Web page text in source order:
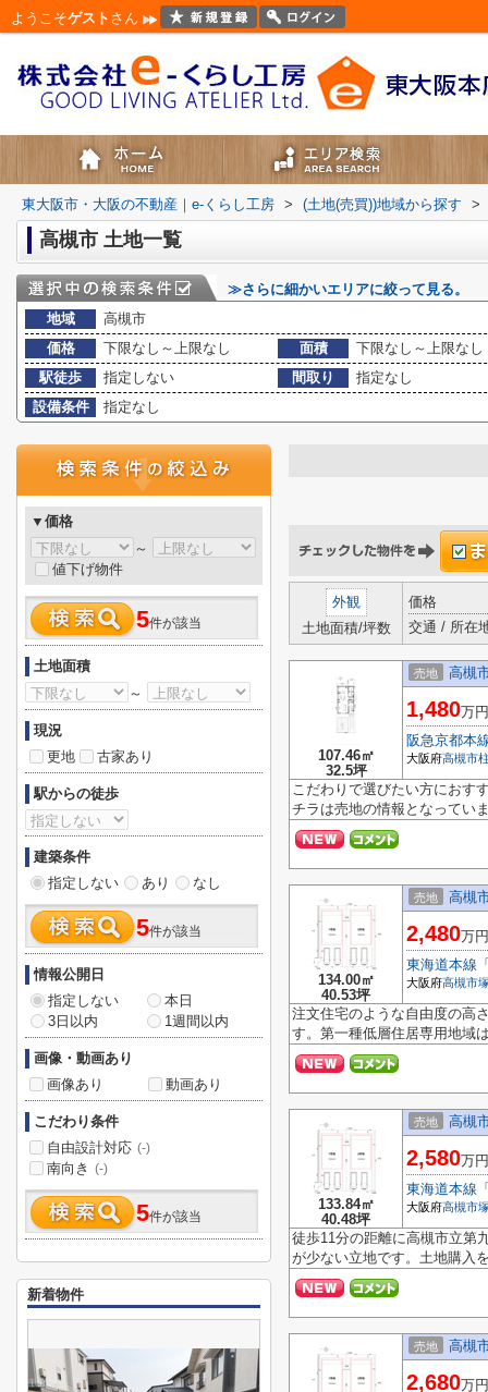
ようこそゲスト さん
東大阪市・大阪の不動産｜e-くらし工房 > (土地(売買))地域から探す >
高槻市 土地一覧
≫さらに細かいエリアに絞って見る。
地域
高槻市
価格
下限なし～上限なし 面積
下限なし～上限なし
駅徒歩
指定しない 間取り
指定なし
設備条件
指定なし
外観
土地面積/坪数
価格
交通 / 所在
107.46㎡
32.5坪
売地 高槻
1,480万円
阪急京都本
大阪府高槻市
こだわりで選びたい方におす
チラは売地の情報となってい
134.00㎡
40.53坪
売地 高槻
2,480万円
東海道本線
大阪府高槻市
注文住宅のような自由度の高
す。第一種低層住居専用地域
133.84㎡
40.48坪
売地 高槻
2,580万円
東海道本線
大阪府高槻市
徒歩11分の距離に高槻市立第
が少ない立地です。土地購入
売地 高槻
2,680万円
▼価格
～
値下げ物件
5件が該当
土地面積
～
現況
更地
古家あり
駅からの徒歩
建築条件
指定しない
あり なし
5件が該当
情報公開日
指定しない
本日
3日以内
1週間以内
画像・動画あり
画像あり
動画あり
こだわり条件
自由設計対応 (-)
南向き (-)
5件が該当
新着物件